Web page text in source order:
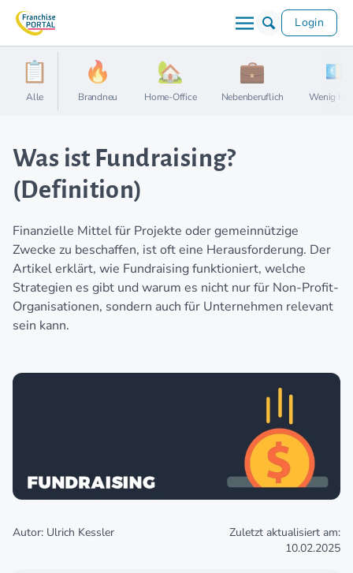
Login
Alle Brandneu Home-Office Nebenberuflich Wenig
Was ist Fundraising?
(Definition)
Finanzielle Mittel für Projekte oder gemeinnützige
Zwecke zu beschaffen, ist oft eine Herausforderung. Der
Artikel erklärt, wie Fundraising funktioniert, welche
Strategien es gibt und warum es nicht nur für Non-Profit-
Organisationen, sondern auch für Unternehmen relevant
sein kann.
Autor: Ulrich Kessler
Zuletzt aktualisiert am:
10.02.2025